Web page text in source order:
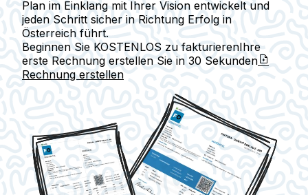
Plan im Einklang mit Ihrer Vision entwickelt und
jeden Schritt sicher in Richtung Erfolg in
Österreich führt.
Beginnen Sie KOSTENLOS zu fakturierenIhre
erste Rechnung erstellen Sie in 30 Sekunden
Rechnung erstellen